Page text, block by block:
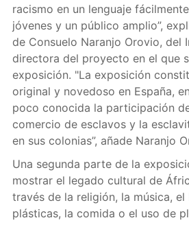
racismo en un lenguaje
jóvenes y un público amplio”,
de Consuelo Naranjo Orovio, del
directora del proyecto en el que
exposición. "La exposición
original y novedoso en España,
poco conocida la participación
comercio de esclavos y la
en sus colonias”, añade Naranjo
Una segunda parte de la
mostrar el legado cultural de
través de la religión, la música,
plásticas, la comida o el uso de